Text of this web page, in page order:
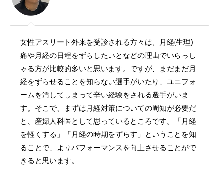
女性アスリート外来を受診される方々は、月経(生理)
痛や月経の日程をずらしたいとなどの理由でいらっし
ゃる方が比較的多いと思います。ですが、まだまだ月
経をずらせることを知らない選手がいたり、ユニフォ
ームを汚してしまって辛い経験をされる選手がいま
す。そこで、まずは月経対策についての周知が必要だ
と、産婦人科医として思っているところです。「月経
を軽くする」「月経の時期をずらす」ということを知
ることで、よりパフォーマンスを向上させることがで
きると思います。